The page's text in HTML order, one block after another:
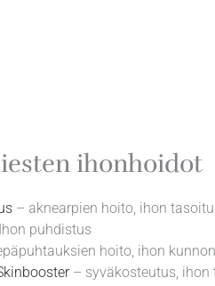
ihonhoidot
– aknearpien hoito, ihon
puhdistus
hoito, ihon
– syväkosteutus, ihon